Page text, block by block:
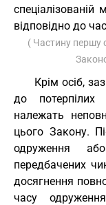
спеціалізованій
відповідно до
( Частину першу
Крім осіб,
до потерпілих
належать
цього Закону.
одруження
передбачених
досягнення
часу